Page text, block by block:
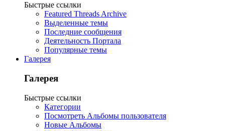
Быстрые ссылки
Featured Threads Archive
Выделенные темы
Последние сообщения
Деятельность Портала
Популярные темы
Галерея
Галерея
Быстрые ссылки
Категории
Посмотреть Альбомы пользователя
Новые Альбомы